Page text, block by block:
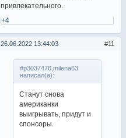
привлекательного.
+4
11
26.06.2022 13:44:03
#p3037476,milena63
написал(а):
Станут снова
американки
выигрывать, придут и
спонсоры.